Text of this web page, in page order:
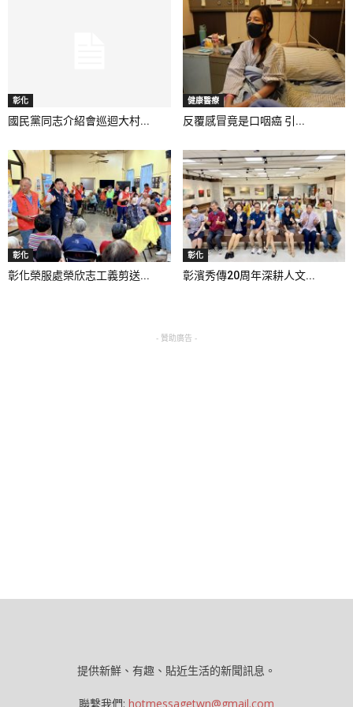
彰化
國民黨同志介紹會巡迴大村...
健康醫療
反覆感冒竟是口咽癌 引...
彰化
彰化榮服處榮欣志工義剪送...
彰化
彰濱秀傳20周年深耕人文...
- 贊助廣告 -
提供新鮮、有趣、貼近生活的新聞訊息。
聯繫我們: hotmessagetwn@gmail.com